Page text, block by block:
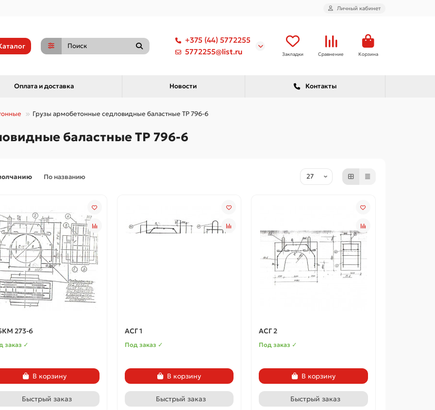
Личный кабинет
+375 (44) 5772255
5772255@list.ru
Закладки Сравнение Корзина
Оплата и доставка Новости Контакты
Грузы армобетонные седловидные баластные ТР 796-6
баластные ТР 796-6
По названию
273-6
заказ ✓
В корзину
Быстрый заказ
АСГ 1
Под заказ ✓
В корзину
Быстрый заказ
АСГ 2
Под заказ ✓
В корзину
Быстрый заказ